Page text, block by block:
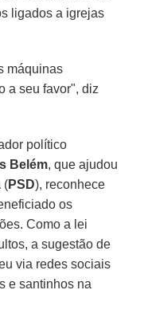
ligados a igrejas
máquinas
a seu favor", diz
político
Belém, que ajudou
(PSD), reconhece
os
Como a lei
a sugestão de
via redes sociais
e santinhos na